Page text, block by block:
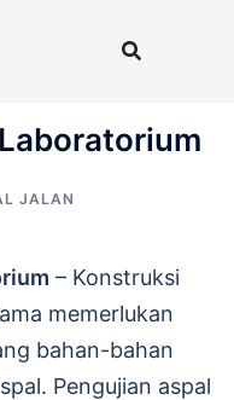
JALAN
– Konstruksi
memerlukan
bahan-bahan
Pengujian aspal